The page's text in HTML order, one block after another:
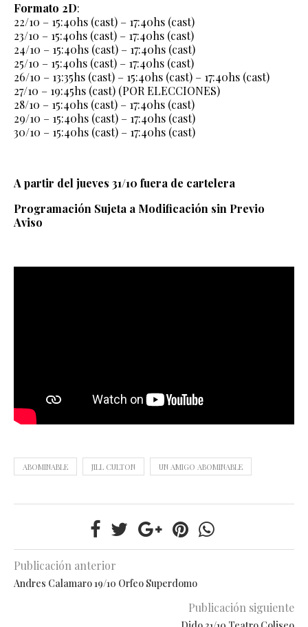
Formato 2D:
22/10 – 15:40hs (cast) – 17:40hs (cast)
23/10 – 15:40hs (cast) – 17:40hs (cast)
24/10 – 15:40hs (cast) – 17:40hs (cast)
25/10 – 15:40hs (cast) – 17:40hs (cast)
26/10 – 13:35hs (cast) – 15:40hs (cast) – 17:40hs (cast)
27/10 – 19:45hs (cast) (POR ELECCIONES)
28/10 – 15:40hs (cast) – 17:40hs (cast)
29/10 – 15:40hs (cast) – 17:40hs (cast)
30/10 – 15:40hs (cast) – 17:40hs (cast)
A partir del jueves 31/10 fuera de cartelera
Programación Sujeta a Modificación sin Previo
Aviso
ABOMINABLE JILL CULTON UN AMIGO ABOMINABLE
Publicación anterior
Andres Calamaro 19/10 Orfeo Superdomo
Publicación siguiente